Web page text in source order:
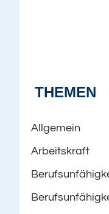
THEMEN
Allgemein
Arbeitskraft